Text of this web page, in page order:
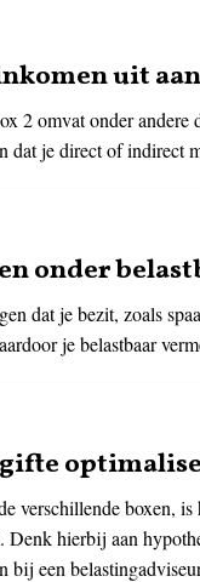
uit
2 omvat onder
je direct of indirect
onder
dat je bezit, zoals
je belastbaar
verschillende boxen,
hierbij aan
bij een